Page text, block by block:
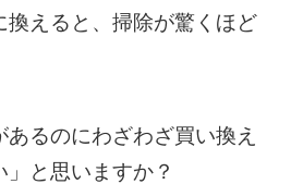
換えると、掃除が驚くほど
あるのにわざわざ買い換え
と思いますか？